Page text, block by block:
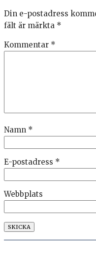
Din e-postadress
fält är märkta *
Kommentar *
Namn *
E-postadress *
Webbplats